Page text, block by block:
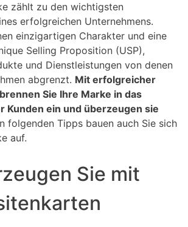
zählt zu den wichtigsten
erfolgreichen Unternehmens.
einzigartigen Charakter und eine
Selling Proposition (USP),
und Dienstleistungen von denen
abgrenzt. Mit erfolgreicher
Sie Ihre Marke in das
Kunden ein und überzeugen sie
folgenden Tipps bauen auch Sie sich
auf.
Sie mit